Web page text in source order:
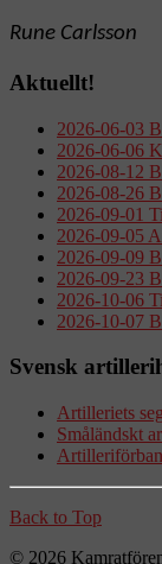
Rune Carlsson
Aktuellt!
2026-06-03
2026-06-06
2026-08-12
2026-08-26
2026-09-01
2026-09-05
2026-09-09
2026-09-23
2026-10-06
2026-10-07
Svensk
Artilleriets
Småländskt
Back to Top
© 2026